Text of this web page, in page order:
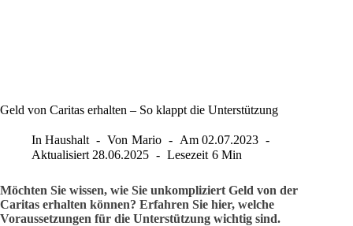
Geld von Caritas erhalten – So klappt die Unterstützung
In Haushalt Von Mario Am 02.07.2023
Aktualisiert 28.06.2025 Lesezeit 6 Min
Möchten Sie wissen, wie Sie unkompliziert Geld von der
Caritas erhalten können? Erfahren Sie hier, welche
Voraussetzungen für die Unterstützung wichtig sind.